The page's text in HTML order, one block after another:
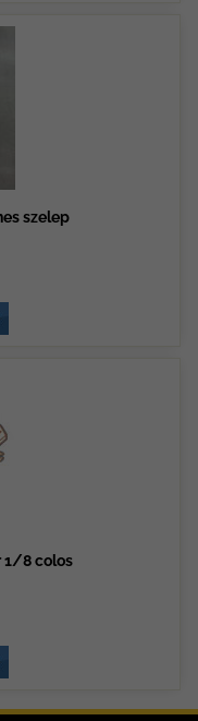
szelep
1/8 colos